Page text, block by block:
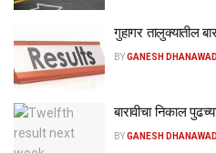
गुहागर तालुक्यातील
BYGANESH
बारावीचा निकाल
BYGANESH